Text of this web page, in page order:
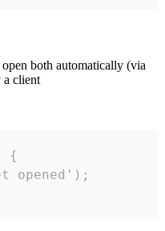
both automatically (via
a client
{
opened');